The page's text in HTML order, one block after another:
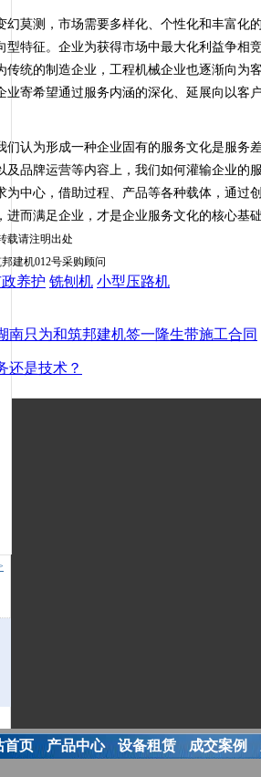
幻莫测，市场需要多样化、个性化和丰富化
型特征。企业为获得市场中最大化利益争相
统的制造企业，工程机械企业也逐渐向为
业寄希望通过服务内涵的深化、延展向以客
们认为形成一种企业固有的服务文化是服务
品牌运营等内容上，我们如何灌输企业的
为中心，借助过程、产品等各种载体，通过
而满足企业，才是企业服务文化的核心基础
载请注明出处
号采购顾问
养护 铣刨机 小型压路机
南只为和筑邦建机签一隆生带施工合同
还是技术？
首页 产品中心 设备租赁 成交案例